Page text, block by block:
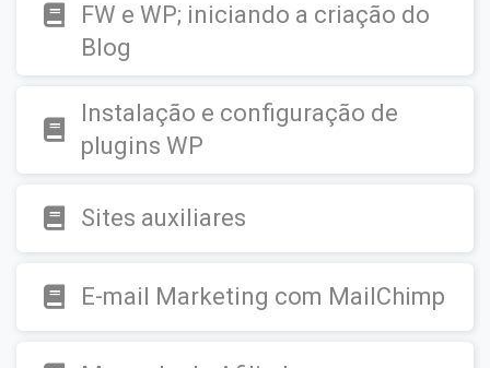
FW e WP; iniciando a criação do
Blog
Instalação e configuração de
plugins WP
Sites auxiliares
E-mail Marketing com MailChimp